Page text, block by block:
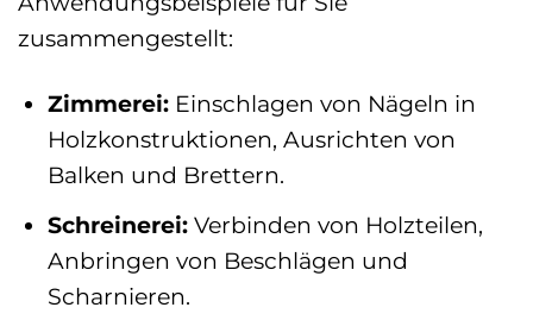
zusammengestellt:
Zimmerei:Einschlagen von Nägeln in
Holzkonstruktionen, Ausrichten von
Balken und Brettern.
Schreinerei:Verbinden von Holzteilen,
Anbringen von Beschlägen und
Scharnieren.